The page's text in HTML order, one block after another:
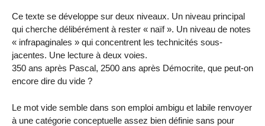
Ce texte se développe sur deux niveaux. Un niveau principal
qui cherche délibérément à rester « naïf ». Un niveau de notes
« infrapaginales » qui concentrent les technicités sous-
jacentes. Une lecture à deux voies.
350 ans après Pascal, 2500 ans après Démocrite, que peut-on
encore dire du vide ?
Le mot vide semble dans son emploi ambigu et labile renvoyer
à une catégorie conceptuelle assez bien définie sans pour